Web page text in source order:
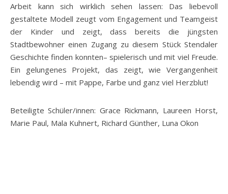
Arbeit kann sich wirklich sehen lassen: Das liebevoll
gestaltete Modell zeugt vom Engagement und Teamgeist
der Kinder und zeigt, dass bereits die jüngsten
Stadtbewohner einen Zugang zu diesem Stück Stendaler
Geschichte finden konnten– spielerisch und mit viel Freude.
Ein gelungenes Projekt, das zeigt, wie Vergangenheit
lebendig wird – mit Pappe, Farbe und ganz viel Herzblut!
Beteiligte Schüler/innen: Grace Rickmann, Laureen Horst,
Marie Paul, Mala Kuhnert, Richard Günther, Luna Okon